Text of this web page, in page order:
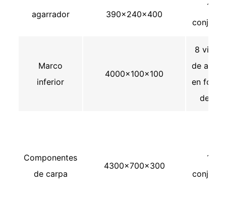
agarrador 390×240×400
1
conjunto
Marco
inferior
4000×100×100
8 vigas
de acero
en forma
de H
Componentes
de carpa
4300×700×300
1
conjunto